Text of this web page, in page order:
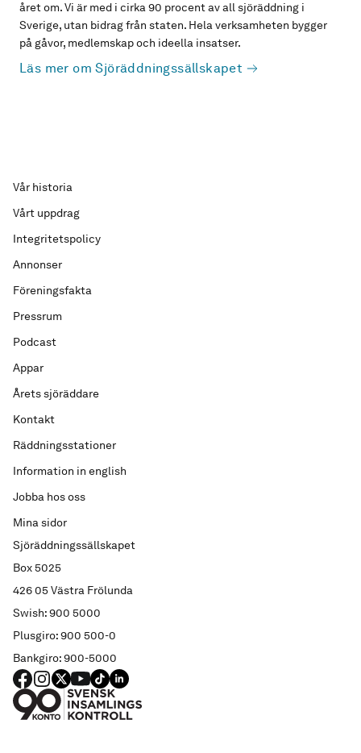
året om. Vi är med i cirka 90 procent av all sjöräddning i
Sverige, utan bidrag från staten. Hela verksamheten bygger
på gåvor, medlemskap och ideella insatser.
Läs mer om Sjöräddningssällskapet
Sjöräddningssällskapet
Box 5025
426 05 Västra Frölunda
Swish: 900 5000
Plusgiro: 900 500-0
Bankgiro: 900-5000
Vår historia
Vårt uppdrag
Integritetspolicy
Annonser
Föreningsfakta
Pressrum
Podcast
Appar
Årets sjöräddare
Kontakt
Räddningsstationer
Information in english
Jobba hos oss
Mina sidor
FACEBOOK
Instagram
X YouTube
TIKTOKLINKED IN